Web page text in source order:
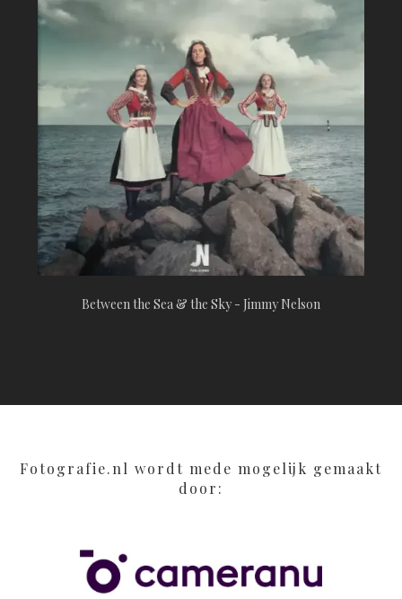
Between the Sea & the Sky - Jimmy Nelson
Fotografie.nl wordt mede mogelijk gemaakt
door: